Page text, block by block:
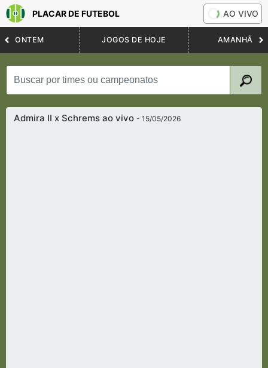
PLACAR DE FUTEBOL AO VIVO
ONTEM JOGOS DE HOJE AMANHÃ
Admira II x Schrems ao vivo- 15/05/2026